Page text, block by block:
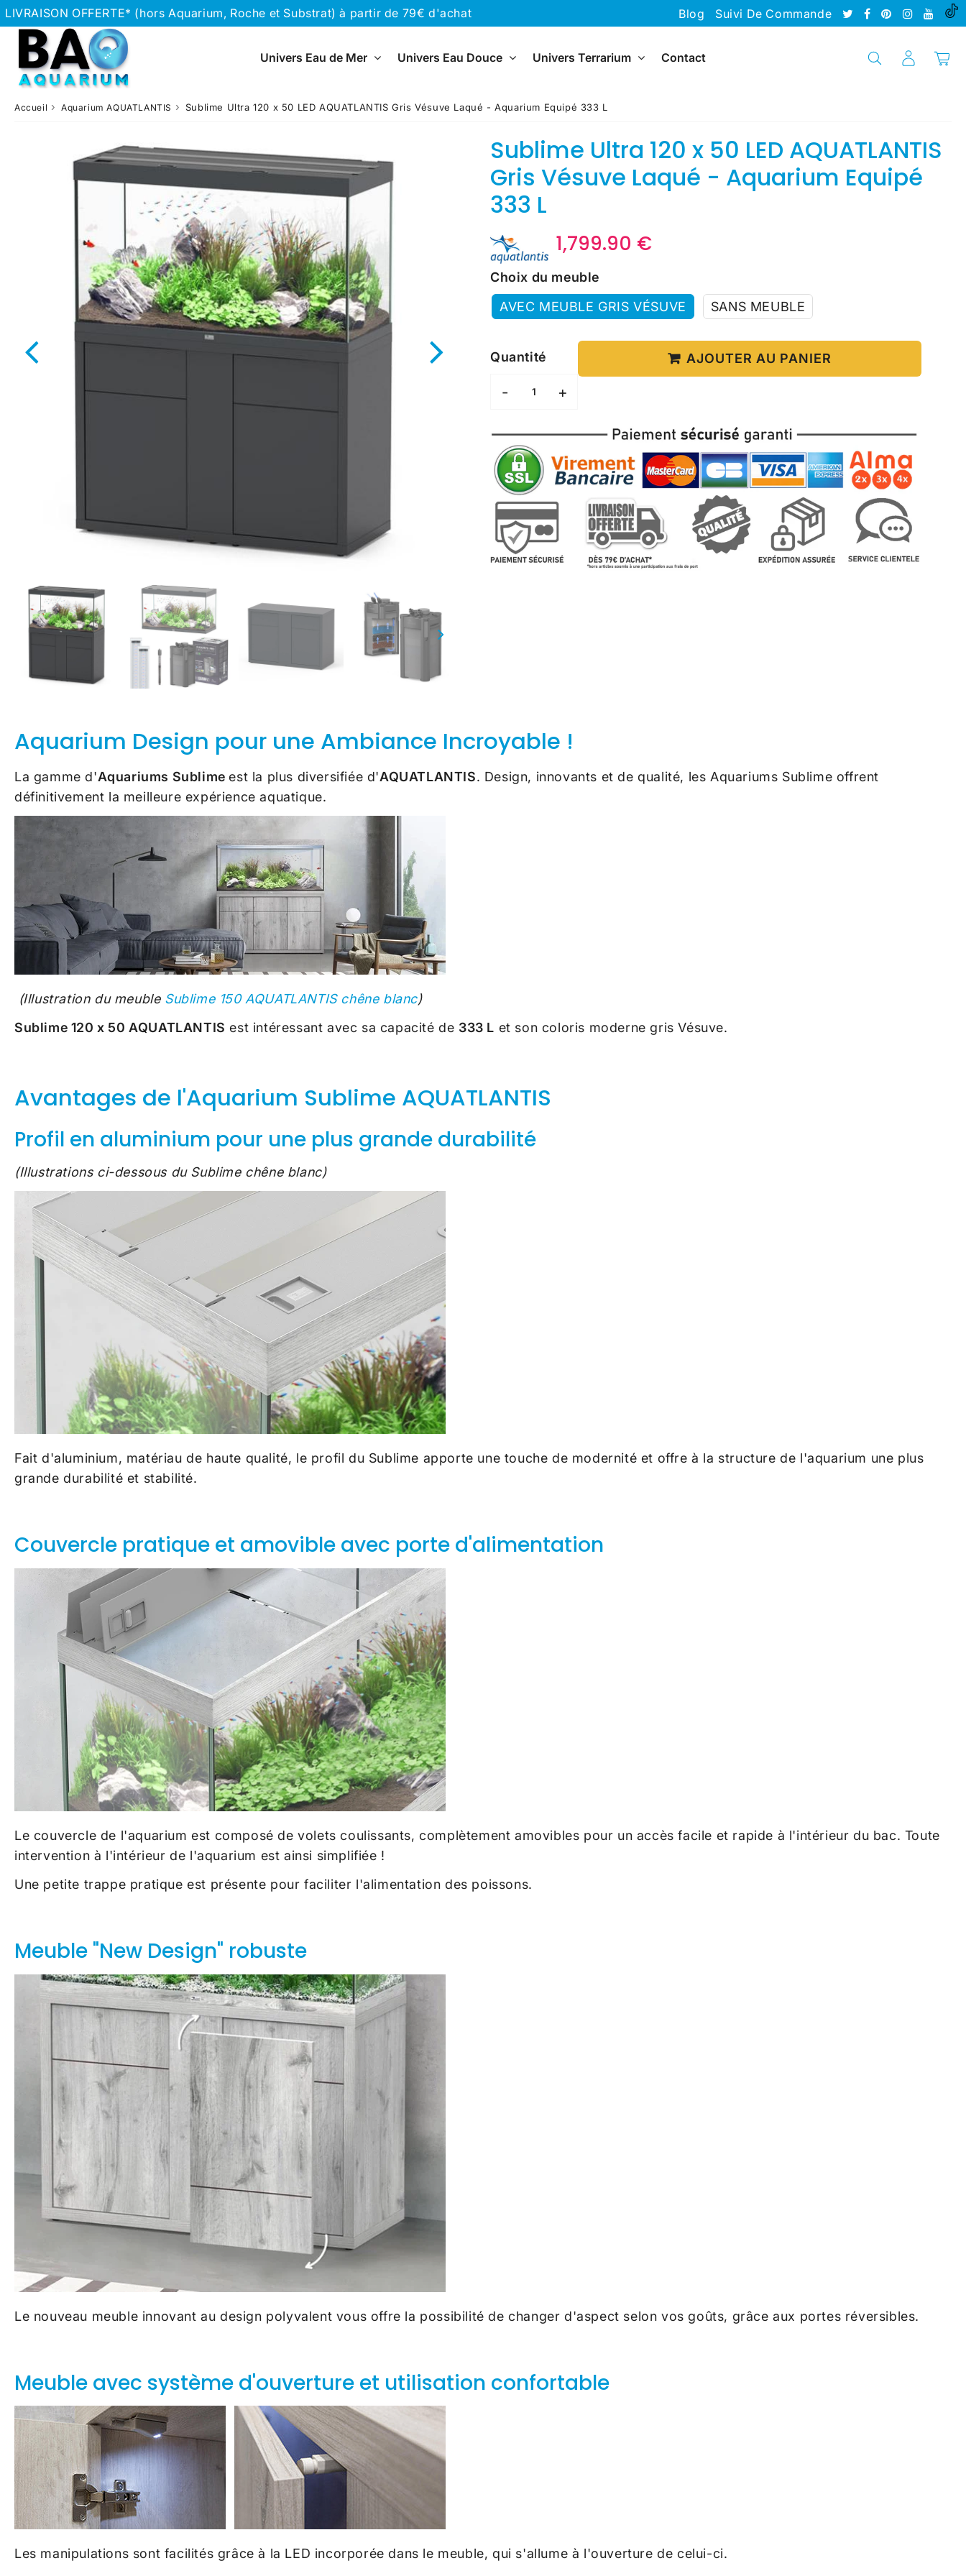
LIVRAISON OFFERTE* (hors Aquarium, Roche et Substrat) à partir de 79€ d'achat Blog Suivi De Commande
Univers Eau de Mer Univers Eau Douce Univers Terrarium Contact
Accueil › Aquarium AQUATLANTIS › Sublime Ultra 120 x 50 LED AQUATLANTIS Gris Vésuve Laqué - Aquarium Equipé 333 L
Sublime Ultra 120 x 50 LED AQUATLANTIS
Gris Vésuve Laqué - Aquarium Equipé
333 L
1,799.90 €1,799.90
Choix du meuble
AVEC MEUBLE GRIS VÉSUVE
SANS MEUBLE
Quantité
- +
AJOUTER AU PANIER
Aquarium Design pour une Ambiance Incroyable !
La gamme d'Aquariums Sublimeest la plus diversifiée d'AQUATLANTIS. Design, innovants et de qualité, les Aquariums Sublime offrent
définitivement la meilleure expérience aquatique.
(Illustration du meuble Sublime 150 AQUATLANTIS chêne blanc)
Sublime 120 x 50 AQUATLANTIS est intéressant avec sa capacité de 333 L et son coloris moderne gris Vésuve.
Avantages de l'Aquarium Sublime AQUATLANTIS
Profil en aluminium pour une plus grande durabilité
(Illustrations ci-dessous du Sublime chêne blanc)
Fait d'aluminium, matériau de haute qualité, le profil du Sublime apporte une touche de modernité et offre à la structure de l'aquarium une plus
grande durabilité et stabilité.
Couvercle pratique et amovible avec porte d'alimentation
Le couvercle de l'aquarium est composé de volets coulissants, complètement amovibles pour un accès facile et rapide à l'intérieur du bac. Toute
intervention à l'intérieur de l'aquarium est ainsi simplifiée !
Une petite trappe pratique est présente pour faciliter l'alimentation des poissons.
Meuble "New Design" robuste
Le nouveau meuble innovant au design polyvalent vous offre la possibilité de changer d'aspect selon vos goûts, grâce aux portes réversibles.
Meuble avec système d'ouverture et utilisation confortable
Les manipulations sont facilités grâce à la LED incorporée dans le meuble, qui s'allume à l'ouverture de celui-ci.